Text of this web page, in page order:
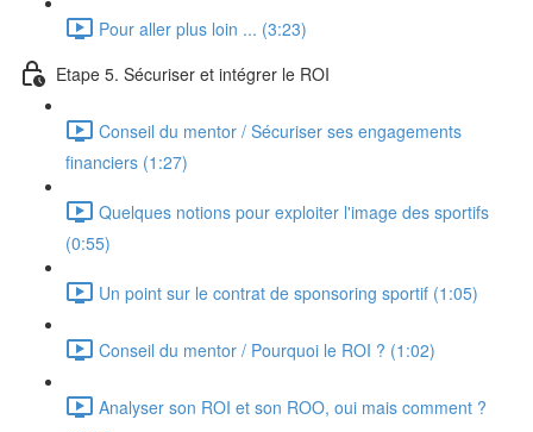
Pour aller plus loin ... (3:23)
Etape 5. Sécuriser et intégrer le ROI
Conseil du mentor / Sécuriser ses engagements
financiers (1:27)
Quelques notions pour exploiter l'image des sportifs
(0:55)
Un point sur le contrat de sponsoring sportif (1:05)
Conseil du mentor / Pourquoi le ROI ? (1:02)
Analyser son ROI et son ROO, oui mais comment ?